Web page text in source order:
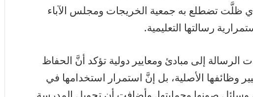
ظلَّت تضطلع به جمعية الخريجات ومجلس الآباء
رسالتها التعليمية.
الرسالة إلى مبادئ ومعايير دولية تؤكد أنَّ الحفاظ
وظائفها الأصلية، بل إنَّ استمرار استخدامها في